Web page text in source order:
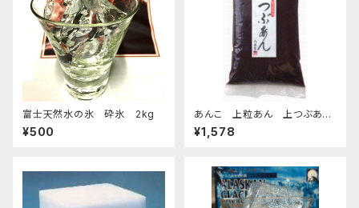
富士天然水の氷 砕氷 2kg
¥500
あんこ 上粒あん 上つぶあん
1kg-老舗あんこ屋のこだわり餡
¥1,578